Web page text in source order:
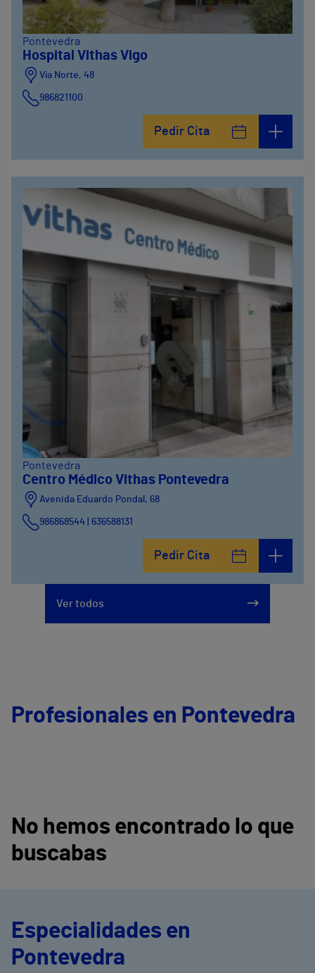
Pontevedra
Hospital Vithas Vigo
Vía Norte, 48
986821100
Pedir Cita
Pontevedra
Centro Médico Vithas Pontevedra
Avenida Eduardo Pondal, 68
986868544 | 636588131
Pedir Cita
Ver todos
Profesionales en Pontevedra
No hemos encontrado lo que
buscabas
Especialidades en
Pontevedra